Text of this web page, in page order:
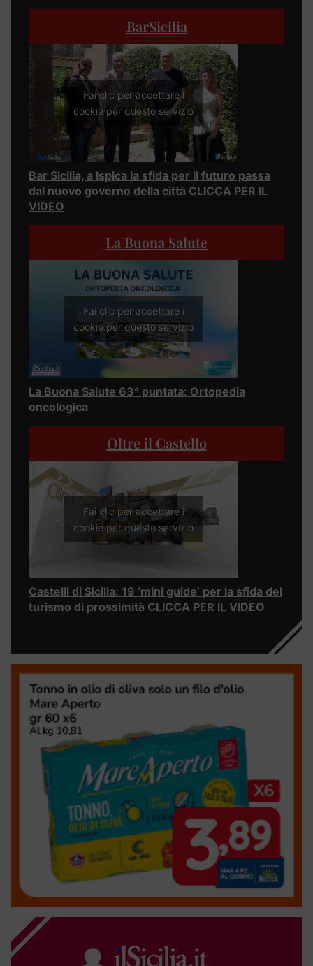
BarSicilia
Fai clic per accettare i
cookie per questo servizio
Bar Sicilia, a Ispica la sfida per il futuro passa
dal nuovo governo della città CLICCA PER IL
VIDEO
La Buona Salute
Fai clic per accettare i
cookie per questo servizio
La Buona Salute 63° puntata: Ortopedia
oncologica
Oltre il Castello
Fai clic per accettare i
cookie per questo servizio
Castelli di Sicilia: 19 ‘mini guide’ per la sfida del
turismo di prossimità CLICCA PER IL VIDEO